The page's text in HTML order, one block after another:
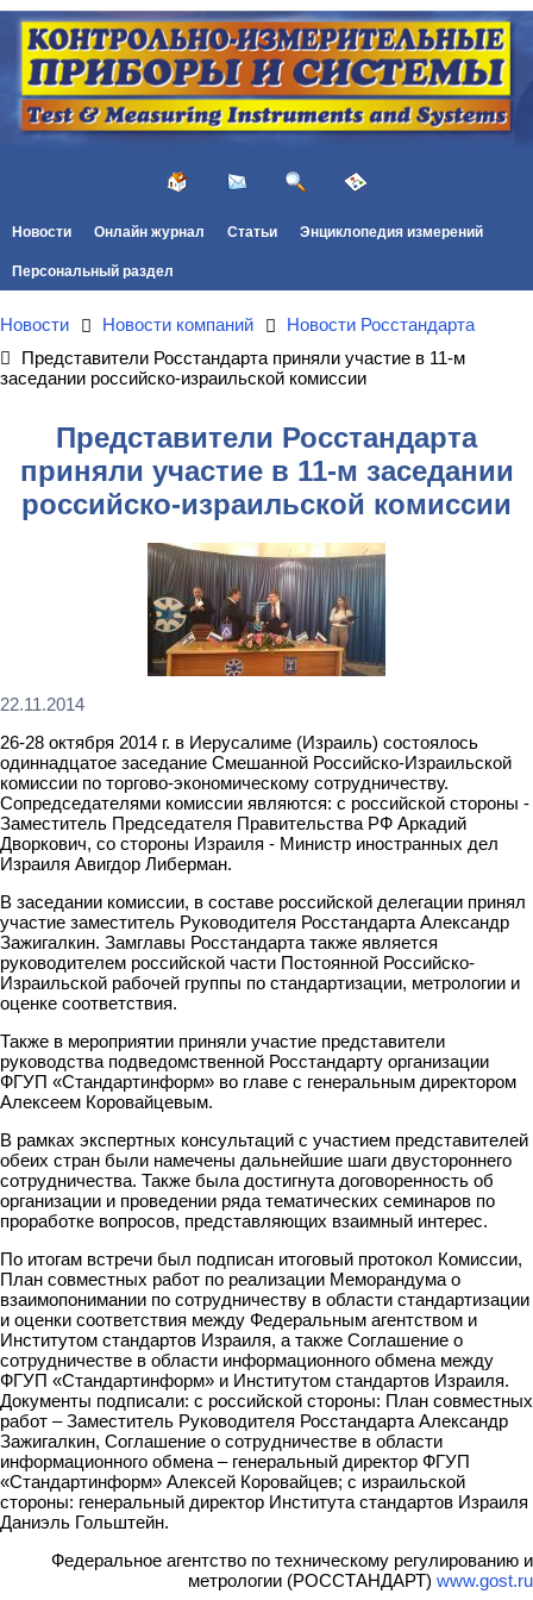
Новости Онлайн журнал Статьи Энциклопедия измерений
Персональный раздел
Новости Новости компаний
Новости Росстандарта
Представители Росстандарта приняли участие в 11-м
заседании российско-израильской комиссии
Представители Росстандарта
приняли участие в 11-м заседании
российско-израильской комиссии
22.11.2014
26-28 октября 2014 г. в Иерусалиме (Израиль) состоялось
одиннадцатое заседание Смешанной Российско-Израильской
комиссии по торгово-экономическому сотрудничеству.
Сопредседателями комиссии являются: с российской стороны -
Заместитель Председателя Правительства РФ Аркадий
Дворкович, со стороны Израиля - Министр иностранных дел
Израиля Авигдор Либерман.
В заседании комиссии, в составе российской делегации принял
участие заместитель Руководителя Росстандарта Александр
Зажигалкин. Замглавы Росстандарта также является
руководителем российской части Постоянной Российско-
Израильской рабочей группы по стандартизации, метрологии и
оценке соответствия.
Также в мероприятии приняли участие представители
руководства подведомственной Росстандарту организации
ФГУП «Стандартинформ» во главе с генеральным директором
Алексеем Коровайцевым.
В рамках экспертных консультаций с участием представителей
обеих стран были намечены дальнейшие шаги двустороннего
сотрудничества. Также была достигнута договоренность об
организации и проведении ряда тематических семинаров по
проработке вопросов, представляющих взаимный интерес.
По итогам встречи был подписан итоговый протокол Комиссии,
План совместных работ по реализации Меморандума о
взаимопонимании по сотрудничеству в области стандартизации
и оценки соответствия между Федеральным агентством и
Институтом стандартов Израиля, а также Соглашение о
сотрудничестве в области информационного обмена между
ФГУП «Стандартинформ» и Институтом стандартов Израиля.
Документы подписали: с российской стороны: План совместных
работ – Заместитель Руководителя Росстандарта Александр
Зажигалкин, Соглашение о сотрудничестве в области
информационного обмена – генеральный директор ФГУП
«Стандартинформ» Алексей Коровайцев; с израильской
стороны: генеральный директор Института стандартов Израиля
Даниэль Гольштейн.
Федеральное агентство по техническому регулированию и
метрологии (РОССТАНДАРТ) www.gost.ru